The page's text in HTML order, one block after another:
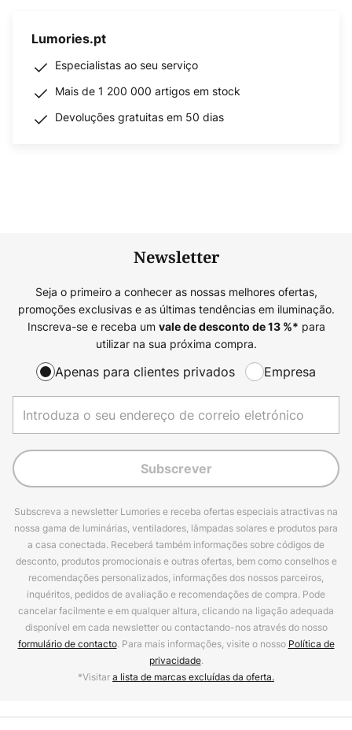
Lumories.pt
Especialistas ao seu serviço
Mais de 1 200 000 artigos em stock
Devoluções gratuitas em 50 dias
Newsletter
Seja o primeiro a conhecer as nossas melhores ofertas,
promoções exclusivas e as últimas tendências em iluminação.
Inscreva-se e receba um vale de desconto de13%* para
utilizar na sua próxima compra.
Apenas para clientes privados Empresa
Subscrever
Subscreva a newsletter Lumories e receba ofertas especiais atractivas na
nossa gama de luminárias, ventiladores, lâmpadas solares e produtos para
a casa conectada. Receberá também informações sobre códigos de
desconto, produtos promocionais e outras ofertas, bem como conselhos e
recomendações personalizados, informações dos nossos parceiros,
inquéritos, pedidos de avaliação e recomendações de compra. Pode
cancelar facilmente e em qualquer altura, clicando na ligação adequada
disponível em cada newsletter ou contactando-nos através do nosso
formulário de contacto. Para mais informações, visite o nosso Política de
privacidade.
*Visitara lista de marcas excluídas da oferta.